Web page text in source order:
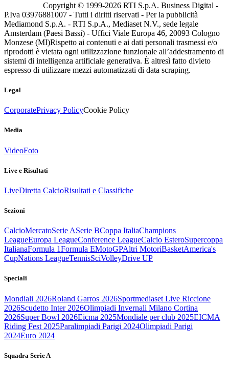
Copyright © 1999-2026 RTI S.p.A. Business Digital -
P.Iva 03976881007 - Tutti i diritti riservati - Per la pubblicità
Mediamond S.p.A. - RTI S.p.A., Mediaset N.V., sede legale
Amsterdam (Paesi Bassi) - Uffici Viale Europa 46, 20093 Cologno
Monzese (MI)Rispetto ai contenuti e ai dati personali trasmessi e/o
riprodotti è vietata ogni utilizzazione funzionale all’addestramento di
sistemi di intelligenza artificiale generativa. È altresì fatto divieto
espresso di utilizzare mezzi automatizzati di data scraping.
Legal
CorporatePrivacy PolicyCookie Policy
Media
VideoFoto
Live e Risultati
LiveDiretta CalcioRisultati e Classifiche
Sezioni
CalcioMercatoSerie ASerie BCoppa ItaliaChampions
LeagueEuropa LeagueConference LeagueCalcio EsteroSupercoppa
ItalianaFormula 1Formula EMotoGPAltri MotoriBasketAmerica's
CupNations LeagueTennisSciVolleyDrive UP
Speciali
Mondiali 2026Roland Garros 2026Sportmediaset Live Riccione
2026Scudetto Inter 2026Olimpiadi Invernali Milano Cortina
2026Super Bowl 2026Eicma 2025Mondiale per club 2025EICMA
Riding Fest 2025Paralimpiadi Parigi 2024Olimpiadi Parigi
2024Euro 2024
Squadra Serie A